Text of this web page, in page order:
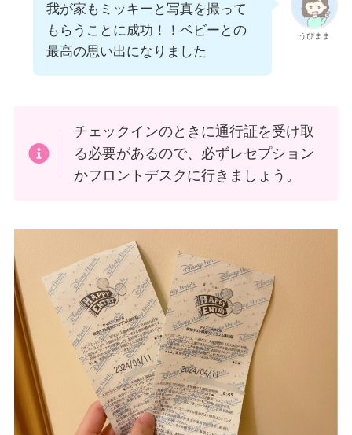
うぴまま
我が家もミッキーと写真を撮って
もらうことに成功！！ベビーとの
最高の思い出になりました
チェックインのときに通行証を受け取
る必要があるので、必ずレセプション
かフロントデスクに行きましょう。